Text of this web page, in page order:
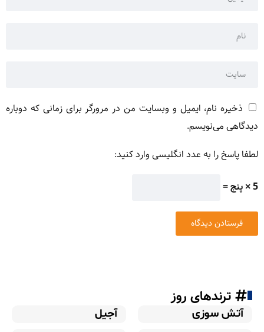
ذخیره نام، ایمیل و وبسایت من در مرورگر برای زمانی که دوباره
دیدگاهی می‌نویسم.
لطفا پاسخ را به عدد انگلیسی وارد کنید:
5 × پنج =
ترندهای روز
آتش سوزی
آجیل